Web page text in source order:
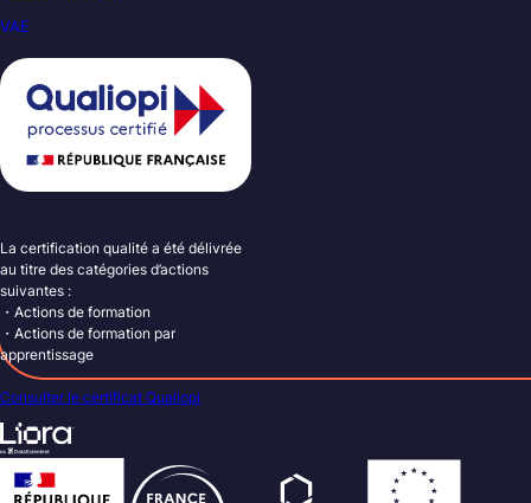
VAE
La certification qualité a été délivrée
au titre des catégories d’actions
suivantes :
・Actions de formation
・Actions de formation par
apprentissage
Consulter le certificat Qualiopi